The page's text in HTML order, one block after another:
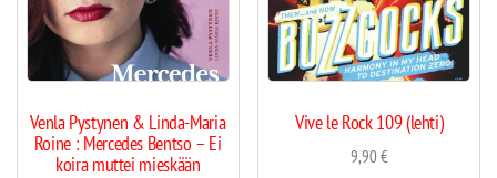
Venla Pystynen & Linda-Maria
Roine : Mercedes Bentso – Ei
koira muttei mieskään
Vive le Rock 109 (lehti)
9,90€